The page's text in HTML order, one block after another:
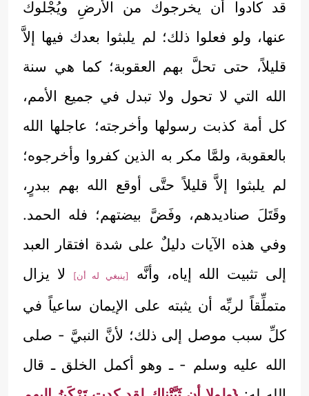
قد كادوا أن يخرجوك من الأرضِ ويُجْلوك
عنها، ولو فعلوا ذلك؛ لم يلبثوا بعدك فيها إلاَّ
قليلاً، حتى تحلَّ بهم العقوبة؛ كما هي سنة
الله التي لا تحول ولا تبدل في جميع الأمم،
كل أمة كذبت رسولها وأخرجته؛ عاجلها الله
بالعقوبة، ولمَّا مكر به الذين كفروا وأخرجوه؛
لم يلبثوا إلاَّ قليلاً حتَّى أوقع الله بهم ببدرٍ،
وقَتَلَ صناديدهم، وفَضَّ بيضتهم؛ فله الحمد.
وفي هذه الآيات دليلٌ على شدة افتقار العبد
إلى تثبيت الله إياه، وأنَّه
[ينبغي له أن]
لا يزال
متملِّقاً لربِّه أن يثبته على الإيمان ساعياً في
كلِّ سبب موصل إلى ذلك؛ لأنَّ النبيَّ - صلى
الله عليه وسلم - ـ وهو أكمل الخلق ـ قال